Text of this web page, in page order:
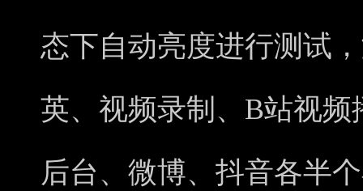
态下自动亮度进行测试
英、视频录制、B站视
后台、微博、抖音各半